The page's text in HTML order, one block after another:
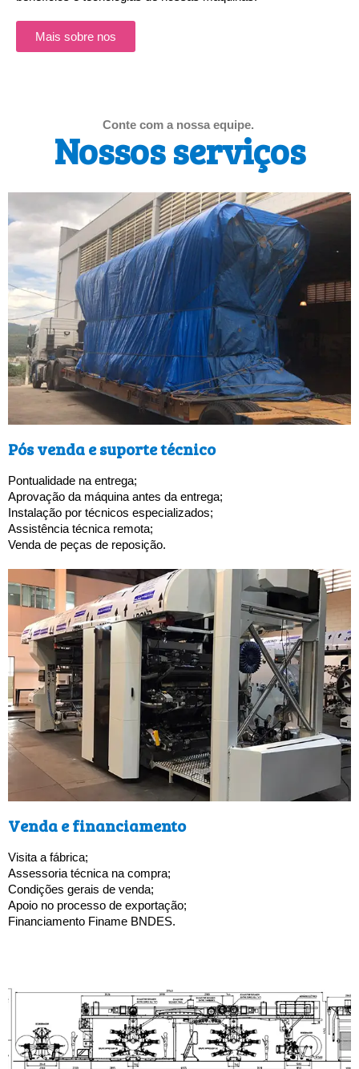
Mais sobre nos
Conte com a nossa equipe.
Nossos serviços
Venda e financiamento
Visita a fábrica;
Assessoria técnica na compra;
Condições gerais de venda;
Apoio no processo de exportação;
Financiamento Finame BNDES.
Pós venda e suporte técnico
Pontualidade na entrega;
Aprovação da máquina antes da entrega;
Instalação por técnicos especializados;
Assistência técnica remota;
Venda de peças de reposição.